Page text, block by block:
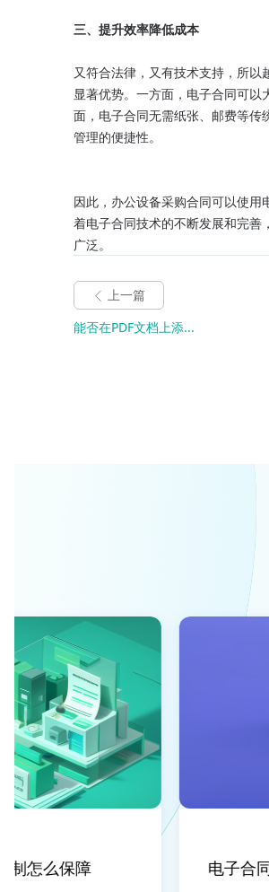
三、提升效率降低成本
又符合法律，又有技术支持，所
显著优势。一方面，电子合同可
面，电子合同无需纸张、邮费等传
管理的便捷性。
因此，办公设备采购合同可以使
着电子合同技术的不断发展和完善
广泛。
上一篇
能否在PDF文档上添...
怎么保障 电子合同